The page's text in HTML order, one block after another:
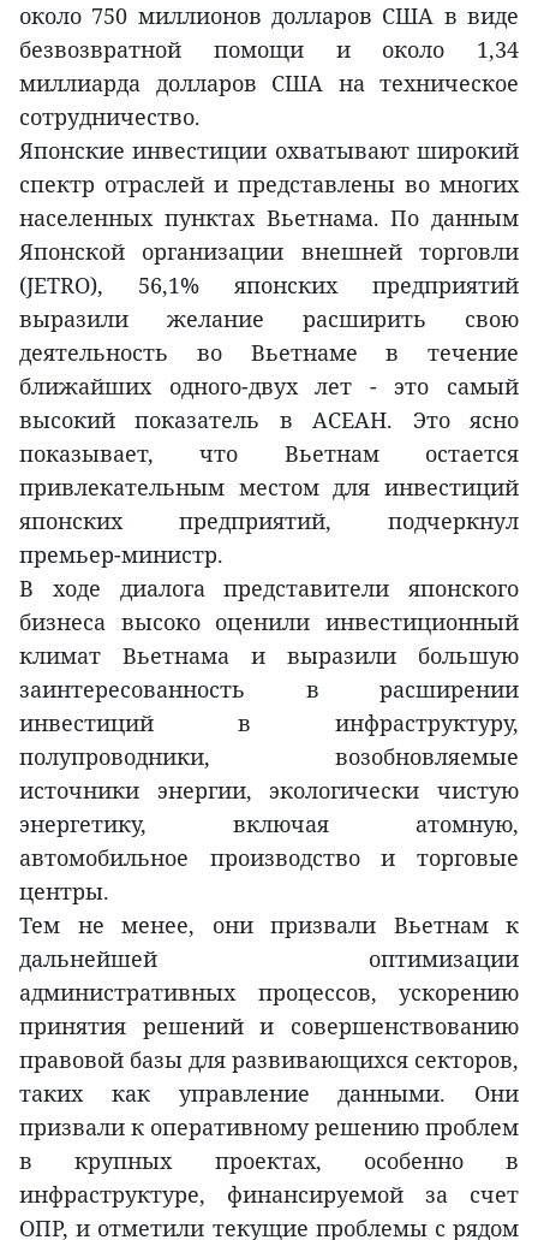
около 750 миллионов долларов США в виде
безвозвратной помощи и около 1,34
миллиарда долларов США на техническое
сотрудничество.
Японские инвестиции охватывают широкий
спектр отраслей и представлены во многих
населенных пунктах Вьетнама. По данным
Японской организации внешней торговли
(JETRO), 56,1% японских предприятий
выразили желание расширить свою
деятельность во Вьетнаме в течение
ближайших одного-двух лет - это самый
высокий показатель в АСЕАН. Это ясно
показывает, что Вьетнам остается
привлекательным местом для инвестиций
японских предприятий, подчеркнул
премьер-министр.
В ходе диалога представители японского
бизнеса высоко оценили инвестиционный
климат Вьетнама и выразили большую
заинтересованность в расширении
инвестиций в инфраструктуру,
полупроводники, возобновляемые
источники энергии, экологически чистую
энергетику, включая атомную,
автомобильное производство и торговые
центры.
Тем не менее, они призвали Вьетнам к
дальнейшей оптимизации
административных процессов, ускорению
принятия решений и совершенствованию
правовой базы для развивающихся секторов,
таких как управление данными. Они
призвали к оперативному решению проблем
в крупных проектах, особенно в
инфраструктуре, финансируемой за счет
ОПР, и отметили текущие проблемы с рядом